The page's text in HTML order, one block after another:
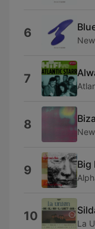
6
7
8
9 Big
10 La